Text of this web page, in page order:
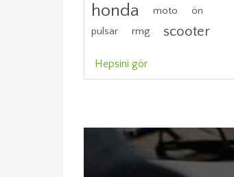
honda moto
ön
pulsar
rmg scooter
Hepsini gör